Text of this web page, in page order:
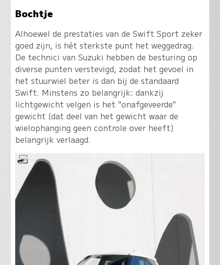
Bochtje
Alhoewel de prestaties van de Swift Sport zeker
goed zijn, is hét sterkste punt het weggedrag.
De technici van Suzuki hebben de besturing op
diverse punten verstevigd, zodat het gevoel in
het stuurwiel beter is dan bij de standaard
Swift. Minstens zo belangrijk: dankzij
lichtgewicht velgen is het "onafgeveerde"
gewicht (dat deel van het gewicht waar de
wielophanging geen controle over heeft)
belangrijk verlaagd.